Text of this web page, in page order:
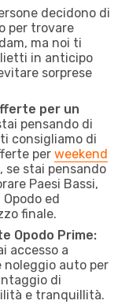
decidono di
per trovare
ma noi ti
in anticipo
sorprese
per un
pensando di
consigliamo di
per weekend
se stai pensando
Paesi Bassi,
ed
finale.
Opodo Prime:
accesso a
noleggio auto per
di
e tranquillità.